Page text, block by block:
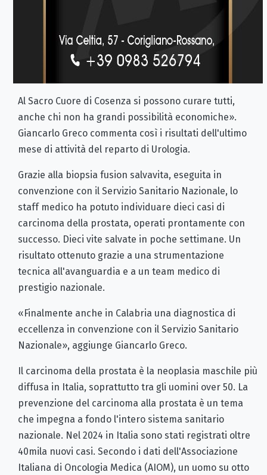
Al Sacro Cuore di Cosenza si possono curare tutti,
anche chi non ha grandi possibilità economiche».
Giancarlo Greco commenta così i risultati dell'ultimo
mese di attività del reparto di Urologia.
Grazie alla biopsia fusion salvavita, eseguita in
convenzione con il Servizio Sanitario Nazionale, lo
staff medico ha potuto individuare dieci casi di
carcinoma della prostata, operati prontamente con
successo. Dieci vite salvate in poche settimane. Un
risultato ottenuto grazie a una strumentazione
tecnica all'avanguardia e a un team medico di
prestigio nazionale.
«Finalmente anche in Calabria una diagnostica di
eccellenza in convenzione con il Servizio Sanitario
Nazionale», aggiunge Giancarlo Greco.
Il carcinoma della prostata è la neoplasia maschile più
diffusa in Italia, soprattutto tra gli uomini over 50. La
prevenzione del carcinoma alla prostata è un tema
che impegna a fondo l'intero sistema sanitario
nazionale. Nel 2024 in Italia sono stati registrati oltre
40mila nuovi casi. Secondo i dati dell'Associazione
Italiana di Oncologia Medica (AIOM), un uomo su otto